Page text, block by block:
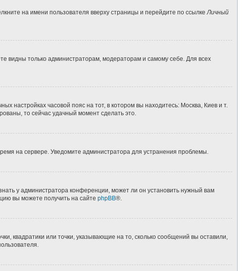
на имени пользователя вверху страницы и перейдите по ссылке Личный
видны только администраторам, модераторам и самому себе. Для всех
настройках часовой пояс на тот, в котором вы находитесь: Москва, Киев и т.
то сейчас удачный момент сделать это.
на сервере. Уведомите администратора для устранения проблемы.
у администратора конференции, может ли он установить нужный вам
вы можете получить на сайте phpBB®.
квадратики или точки, указывающие на то, сколько сообщений вы оставили,